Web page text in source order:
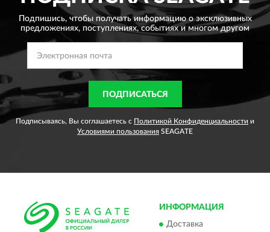
Подпишись, чтобы получать информацию о эксклюзивных
предложениях, поступлениях, событиях и многом другом
ПОДПИСАТЬСЯ
Подписываясь, Вы соглашаетесь с Политикой Конфиденциальности и
Условиями пользования SEAGATE
ИНФОРМАЦИЯ
Доставка